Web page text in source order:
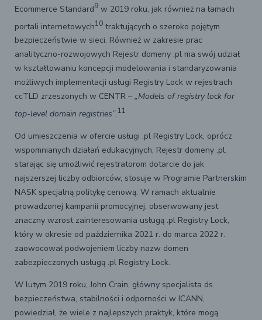
Ecommerce Standard9 w 2019 roku, jak również na łamach
portali internetowych10 traktujących o szeroko pojętym
bezpieczeństwie w sieci. Również w zakresie prac
analityczno-rozwojowych Rejestr domeny .pl ma swój udział
w kształtowaniu koncepcji modelowania i standaryzowania
możliwych implementacji usługi Registry Lock w rejestrach
ccTLD zrzeszonych w CENTR – „Models of registry lock for
top-level domain registries”.11
Od umieszczenia w ofercie usługi .pl Registry Lock, oprócz
wspomnianych działań edukacyjnych, Rejestr domeny .pl,
starając się umożliwić rejestratorom dotarcie do jak
najszerszej liczby odbiorców, stosuje w Programie Partnerskim
NASK specjalną politykę cenową. W ramach aktualnie
prowadzonej kampanii promocyjnej, obserwowany jest
znaczny wzrost zainteresowania usługą .pl Registry Lock,
który w okresie od października 2021 r. do marca 2022 r.
zaowocował podwojeniem liczby nazw domen
zabezpieczonych usługą .pl Registry Lock.
W lutym 2019 roku, John Crain, główny specjalista ds.
bezpieczeństwa, stabilności i odporności w ICANN,
powiedział, że wiele z najlepszych praktyk, które mogą